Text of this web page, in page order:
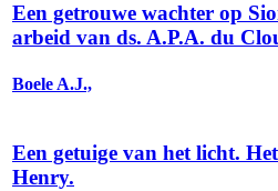
Een getrouwe wachter op
arbeid van ds. A.P.A. du
Boele A.J.,
Een getuige van het licht.
Henry.